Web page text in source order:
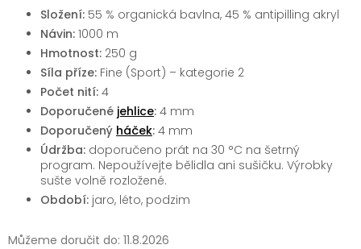
Můžeme doručit do: 11.8.2026
Složení: 55 % organická bavlna, 45 % antipilling akryl
Návin: 1000 m
Hmotnost: 250 g
Síla příze: Fine (Sport) – kategorie 2
Počet nití: 4
Doporučené jehlice: 4 mm
Doporučený háček: 4 mm
Údržba: doporučeno prát na 30 °C na šetrný
program. Nepoužívejte bělidla ani sušičku. Výrobky
sušte volně rozložené.
Období: jaro, léto, podzim